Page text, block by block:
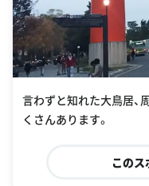
言わずと知れた大鳥居、
くさんあります。
この